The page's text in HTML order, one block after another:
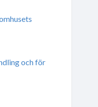
och för